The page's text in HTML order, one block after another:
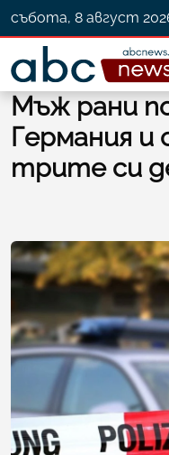
събота, 8 август
Мъж рани
Германия и
трите си